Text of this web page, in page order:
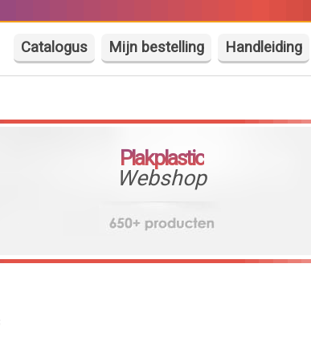
Catalogus Mijn bestelling Handleiding
Plakplastic
Webshop